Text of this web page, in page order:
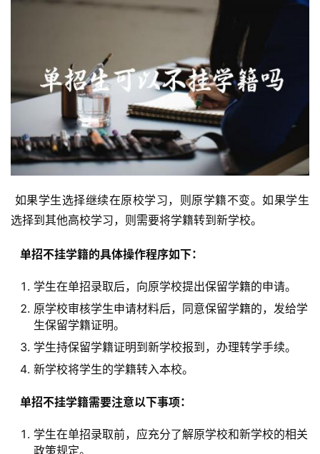
选择到其他高校学习，则需要将学籍转到新学校。
  单招不挂学籍的具体操作程序如下：
学生在单招录取后，向原学校提出保留学籍的申请。
原学校审核学生申请材料后，同意保留学籍的，发给学
生保留学籍证明。
学生持保留学籍证明到新学校报到，办理转学手续。
新学校将学生的学籍转入本校。
  单招不挂学籍需要注意以下事项：
学生在单招录取前，应充分了解原学校和新学校的相关
政策规定。